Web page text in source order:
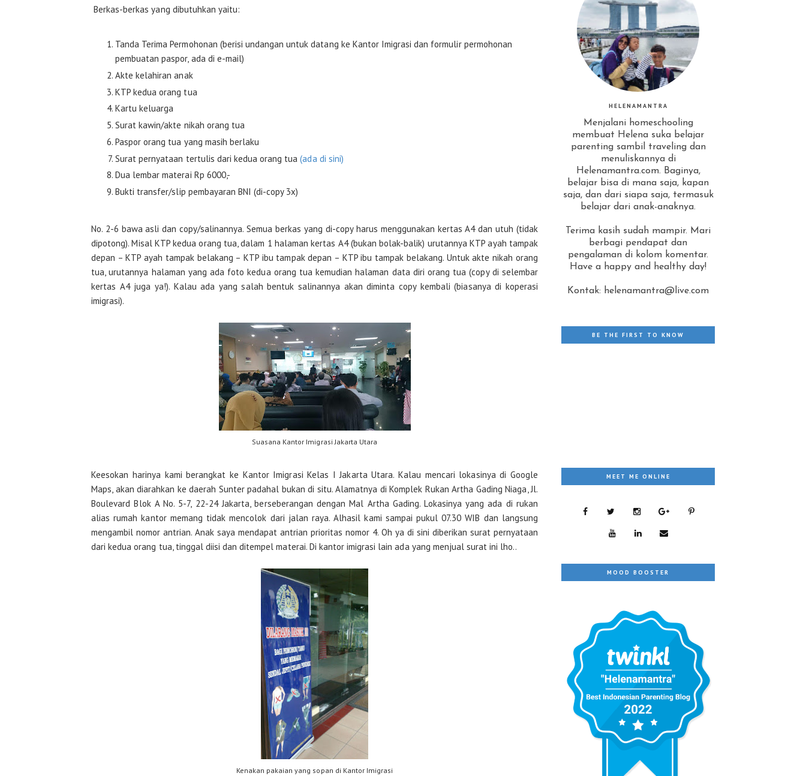
Berkas-berkas yang dibutuhkan yaitu:
Tanda Terima Permohonan (berisi undangan untuk datang ke Kantor Imigrasi dan formulir permohonan
pembuatan paspor, ada di e-mail)
Akte kelahiran anak
KTP kedua orang tua
Kartu keluarga
Surat kawin/akte nikah orang tua
Paspor orang tua yang masih berlaku
Surat pernyataan tertulis dari kedua orang tua(ada di sini)
Dua lembar materai Rp 6000,-
Bukti transfer/slip pembayaran BNI (di-copy 3x)
No. 2-6 bawa asli dan copy/salinannya. Semua berkas yang di-copy harus menggunakan kertas A4 dan utuh (tidak
dipotong). Misal KTP kedua orang tua, dalam 1 halaman kertas A4 (bukan bolak-balik) urutannya KTP ayah tampak
depan – KTP ayah tampak belakang – KTP ibu tampak depan – KTP ibu tampak belakang. Untuk akte nikah orang
tua, urutannya halaman yang ada foto kedua orang tua kemudian halaman data diri orang tua (copy di selembar
kertas A4 juga ya!). Kalau ada yang salah bentuk salinannya akan diminta copy kembali (biasanya di koperasi
imigrasi).
Suasana Kantor Imigrasi Jakarta Utara
Keesokan harinya kami berangkat ke Kantor Imigrasi Kelas I Jakarta Utara. Kalau mencari lokasinya di Google
Maps, akan diarahkan ke daerah Sunter padahal bukan di situ. Alamatnya di Komplek Rukan Artha Gading Niaga, Jl.
Boulevard Blok A No. 5-7, 22-24 Jakarta, berseberangan dengan Mal Artha Gading. Lokasinya yang ada di rukan
alias rumah kantor memang tidak mencolok dari jalan raya. Alhasil kami sampai pukul 07.30 WIB dan langsung
mengambil nomor antrian. Anak saya mendapat antrian prioritas nomor 4. Oh ya di sini diberikan surat pernyataan
dari kedua orang tua, tinggal diisi dan ditempel materai. Di kantor imigrasi lain ada yang menjual surat ini lho..
Kenakan pakaian yang sopan di Kantor Imigrasi
HELENAMANTRA
Menjalani homeschooling
membuat Helena suka belajar
parenting sambil traveling dan
menuliskannya di
Helenamantra.com. Baginya,
belajar bisa di mana saja, kapan
saja, dan dari siapa saja, termasuk
belajar dari anak-anaknya.
Terima kasih sudah mampir. Mari
berbagi pendapat dan
pengalaman di kolom komentar.
Have a happy and healthy day!
Kontak: helenamantra@live.com
BE THE FIRST TO KNOW
MEET ME ONLINE
MOOD BOOSTER